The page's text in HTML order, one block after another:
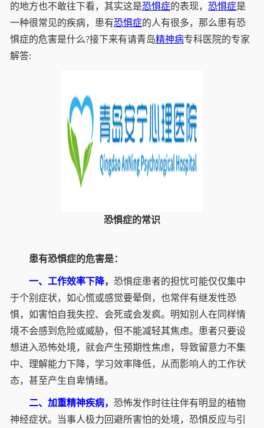
的地方也不敢往下看，其实这是恐惧症的表现， 恐惧症是
一种很常见的疾病，患有恐惧症的人有很多，那么患有恐
惧症的危害是什么?接下来有请青岛精神病专科医院的专家
解答:
恐惧症的常识
患有恐惧症的危害是：
一、工作效率下降， 恐惧症患者的担忧可能仅仅集中
于个别症状，如心慌或感觉要晕倒，也常伴有继发性恐
惧，如害怕自我失控、会死或会发疯。明知别人在同样情
境不会感到危险或威胁，但不能减轻其焦虑。患者只要设
想进入恐怖处境，就会产生预期性焦虑，导致留意力不集
中、理解能力下降，学习效率降低，从而影响人的工作状
态，甚至产生自卑情绪。
二、加重精神疾病， 恐怖发作时往往伴有明显的植物
神经症状。当事人极力回避所害怕的处境，恐惧反应与引